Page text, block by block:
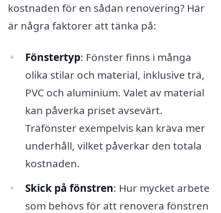
kostnaden för en sådan renovering? Här
är några faktorer att tänka på:
Fönstertyp: Fönster finns i många
olika stilar och material, inklusive trä,
PVC och aluminium. Valet av material
kan påverka priset avsevärt.
Träfönster exempelvis kan kräva mer
underhåll, vilket påverkar den totala
kostnaden.
Skick på fönstren: Hur mycket arbete
som behövs för att renovera fönstren